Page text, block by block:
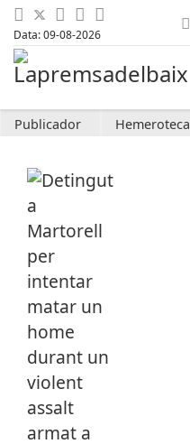
Data: 09-08-2026
Publicador Hemeroteca